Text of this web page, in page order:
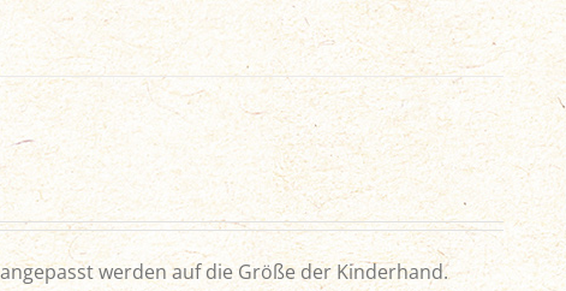
werden auf die Größe der Kinderhand.